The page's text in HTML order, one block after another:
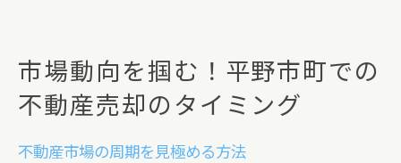
市場動向を掴む！平野市町での
不動産売却のタイミング
不動産市場の周期を見極める方法